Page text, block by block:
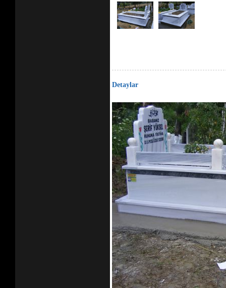
Detaylar